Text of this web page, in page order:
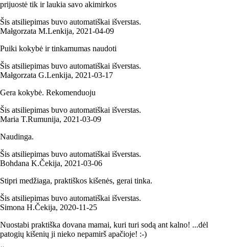
prijuostė tik ir laukia savo akimirkos
Šis atsiliepimas buvo automatiškai išverstas.
Małgorzata M.Lenkija, 2021‑04‑09
Puiki kokybė ir tinkamumas naudoti
Šis atsiliepimas buvo automatiškai išverstas.
Małgorzata G.Lenkija, 2021‑03‑17
Gera kokybė. Rekomenduoju
Šis atsiliepimas buvo automatiškai išverstas.
Maria T.Rumunija, 2021‑03‑09
Naudinga.
Šis atsiliepimas buvo automatiškai išverstas.
Bohdana K.Čekija, 2021‑03‑06
Stipri medžiaga, praktiškos kišenės, gerai tinka.
Šis atsiliepimas buvo automatiškai išverstas.
Simona H.Čekija, 2020‑11‑25
Nuostabi praktiška dovana mamai, kuri turi sodą ant kalno! ...dėl
patogių kišenių ji nieko nepamirš apačioje! :-)